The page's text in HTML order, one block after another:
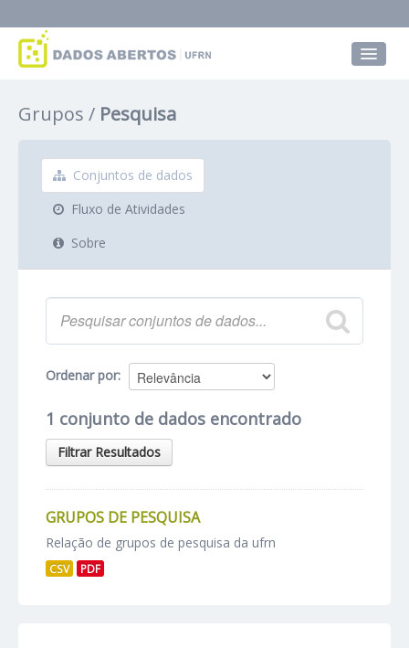
Grupos
Sobre
Grupos Pesquisa
Conjuntos de dados
Fluxo de Atividades
Sobre
Ordenar por
1 conjunto de dados encontrado
Filtrar Resultados
GRUPOS DE PESQUISA
Relação de grupos de pesquisa da ufrn
CSV PDF